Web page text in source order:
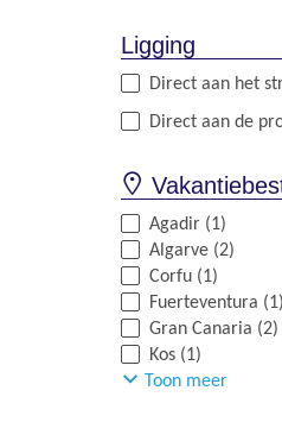
Ligging
Direct aan het
Direct aan de
Agadir (1)
Algarve (2)
Corfu (1)
Fuerteventura (1)
Gran Canaria (2)
Kos (1)
Toon meer